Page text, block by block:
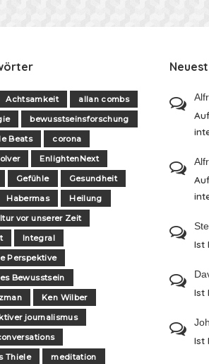
Achtsamkeit
allan combs
bewusstseinsforschung
Beats
corona
EnlightenNext
Gefühle
Gesundheit
Habermas
Heilung
vor unserer Zeit
Integral
Perspektive
Bewusstsein
Ken Wilber
journalismus
Thiele
meditation
Ist
Ist
Ist